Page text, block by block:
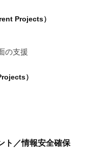
Projects）
の支援
）
ト／情報安全確保